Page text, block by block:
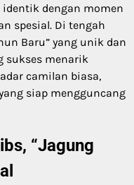
dengan momen
spesial. Di tengah
Baru” yang unik dan
sukses menarik
camilan biasa,
siap mengguncang
“Jagung